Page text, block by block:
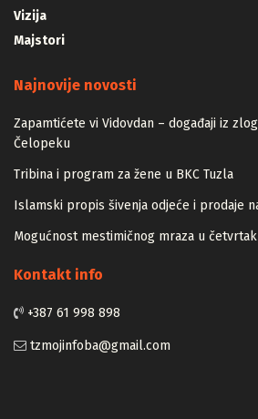
Vizija
Majstori
Najnovije novosti
Zapamtićete vi Vidovdan – događaji iz
Čelopeku
Tribina i program za žene u BKC Tuzla
Islamski propis šivenja odjeće i prodaje
Mogućnost mestimičnog mraza u
Kontakt info
+387 61 998 898
tzmojinfoba@gmail.com